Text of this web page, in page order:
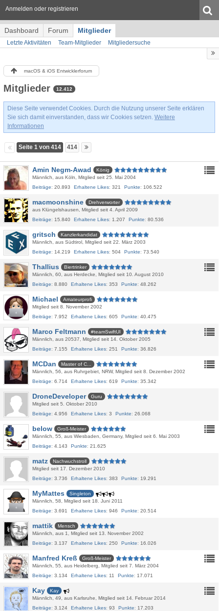
Anmelden oder registrieren
Dashboard Forum Mitglieder
Letzte Aktivitäten Team-Mitglieder Mitgliedersuche
macOS & iOS Entwicklerforum
Mitglieder 12.412
Diese Seite verwendet Cookies. Durch die Nutzung unserer Seite erklären
Sie sich damit einverstanden, dass wir Cookies setzen. Weitere
Informationen
Seite 1 von 414 414
Amin Negm-Awad
König
Männlich
aus Köln
Mitglied seit 25. Mai 2004
Beiträge
20.893 Erhaltene Likes 321 Punkte 106.522
macmoonshine
Drehverworter
aus Klüngelshausen
Mitglied seit 4. April 2009
Beiträge
15.840 Erhaltene Likes 1.207 Punkte 80.536
gritsch
Kanzlerkandidat
Männlich
aus Südtirol Mitglied seit 22. März 2003
Beiträge
14.219 Erhaltene Likes 504 Punkte 73.540
Thallius
Biertrinker
Männlich
60 aus Herdecke
Mitglied seit 10. August 2010
Beiträge
8.880 Erhaltene Likes 353 Punkte 48.262
Michael
Amateurprofi
Mitglied seit 8. November 2002
Beiträge
7.952 Erhaltene Likes 605 Punkte 40.475
Marco Feltmann
#teamSwiftUI
Männlich
aus 20537
Mitglied seit 14. Oktober 2005
Beiträge
7.155 Erhaltene Likes 251 Punkte 36.826
MCDan
Master of C...
Männlich
56 aus Ruhrgebiet, NRW Mitglied seit 8. Dezember 2002
Beiträge
6.714 Erhaltene Likes 619 Punkte 35.342
DroneDeveloper
Guru
Mitglied seit 5. Oktober 2010
Beiträge
4.956 Erhaltene Likes 3 Punkte 26.068
below
Groß-Meister
Männlich
55 aus Wiesbaden, Germany Mitglied seit 6. Mai 2003
Beiträge
4.143 Punkte 21.625
matz
Nachwuchstroll
Mitglied seit 17. Dezember 2010
Beiträge
3.736 Erhaltene Likes 383 Punkte 19.291
MyMattes
Singleton
Männlich
58
Mitglied seit 18. Juni 2011
Beiträge
3.691 Erhaltene Likes 946 Punkte 20.514
mattik
Mensch
Männlich
aus 1
Mitglied seit 13. November 2002
Beiträge
3.137 Erhaltene Likes 250 Punkte 16.026
Manfred Kreß
Groß-Meister
Männlich
55 aus Heidelberg
Mitglied seit 7. März 2004
Beiträge
3.134 Erhaltene Likes 11 Punkte 17.071
Kay
Kay
Männlich
49 aus Karlsruhe
Mitglied seit 14. Februar 2014
Beiträge
3.124 Erhaltene Likes 93 Punkte 17.203